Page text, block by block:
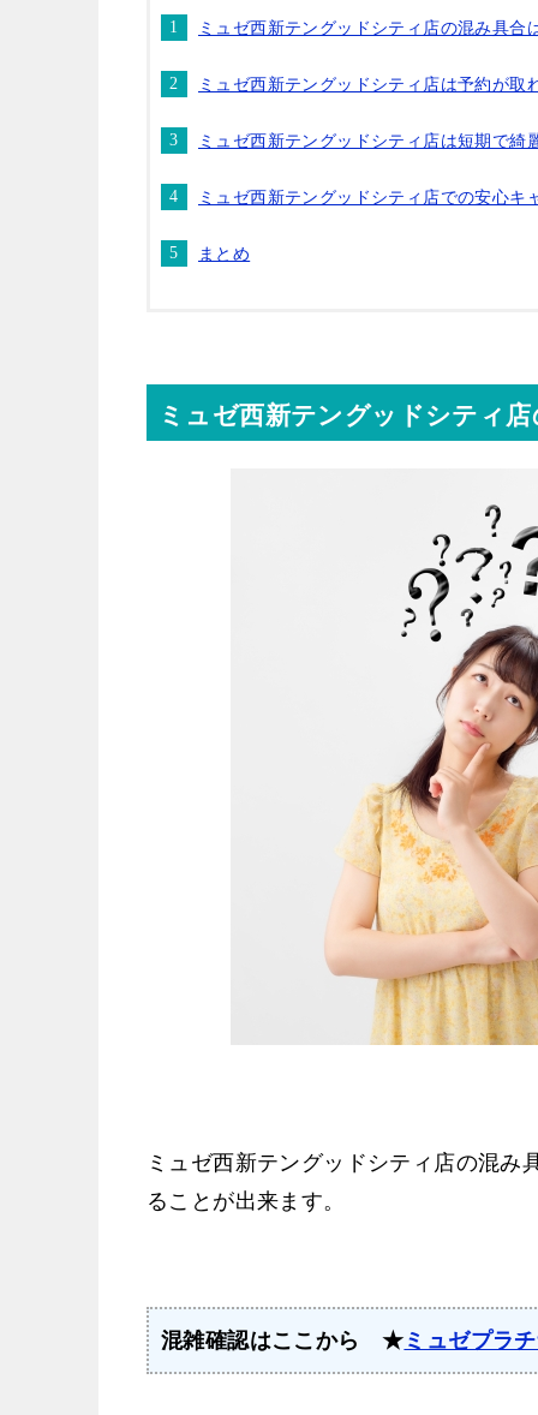
ミュゼ西新テングッドシティ店の混み具合
ミュゼ西新テングッドシティ店は予約が取
ミュゼ西新テングッドシティ店は短期で綺
ミュゼ西新テングッドシティ店での安心キ
まとめ
ミュゼ西新テングッドシティ
ミュゼ西新テングッドシティ店の混み
ることが出来ます。
混雑確認はここから ★ ミュゼプラ